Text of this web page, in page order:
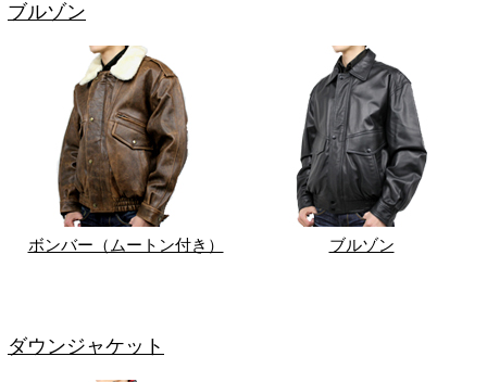
ブルゾン
ボンバー（ムートン付き） ブルゾン
ダウンジャケット